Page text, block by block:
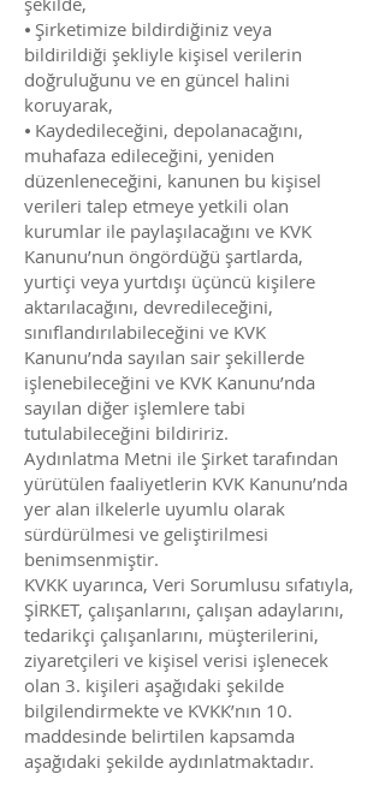
⦁ Şirketimize bildirdiğiniz veya
bildirildiği şekliyle kişisel verilerin
doğruluğunu ve en güncel halini
koruyarak,
⦁ Kaydedileceğini, depolanacağını,
muhafaza edileceğini, yeniden
düzenleneceğini, kanunen bu kişisel
verileri talep etmeye yetkili olan
kurumlar ile paylaşılacağını ve KVK
Kanunu’nun öngördüğü şartlarda,
yurtiçi veya yurtdışı üçüncü kişilere
aktarılacağını, devredileceğini,
sınıflandırılabileceğini ve KVK
Kanunu’nda sayılan sair şekillerde
işlenebileceğini ve KVK Kanunu’nda
sayılan diğer işlemlere tabi
tutulabileceğini bildiririz.
Aydınlatma Metni ile Şirket tarafından
yürütülen faaliyetlerin KVK Kanunu’nda
yer alan ilkelerle uyumlu olarak
sürdürülmesi ve geliştirilmesi
benimsenmiştir.
KVKK uyarınca, Veri Sorumlusu sıfatıyla,
ŞİRKET, çalışanlarını, çalışan adaylarını,
tedarikçi çalışanlarını, müşterilerini,
ziyaretçileri ve kişisel verisi işlenecek
olan 3. kişileri aşağıdaki şekilde
bilgilendirmekte ve KVKK’nın 10.
maddesinde belirtilen kapsamda
aşağıdaki şekilde aydınlatmaktadır.